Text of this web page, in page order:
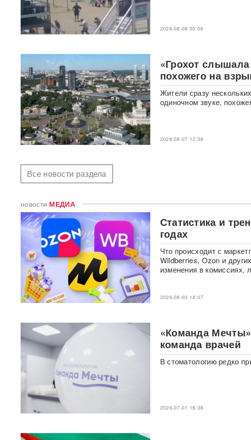
"Яблоку" грозит снятие с
выборов в Госдуму: "Родина"
В "Москве-Сити" задержаны
сотрудники мошеннических
криптообменников
Подкоп под Европу: в Литве
обнаружили уже 12
подземных тоннелей из
Беларуси
завод тест-полосок для
диабетиков остановился
после уголовных дел против
«Это не провал»:
BadComedian объяснил,
почему на премьере
«Колобка» оказались пустые
кинозалы
Трамп запретил "родильный
туризм" в США
В Таиланде 7 человек
стрельбы в школеВИДЕО
310 баллов ЕГЭ — и без
бюджета: почему отличники
не смогли поступить в
топовые вузы
Раскрыта схема массовой
атаки БПЛА ВСУ на Россию
дней, чтобы добром вернуть
2026-08-08 00:06
«Грохот
похожего на
Жители сразу
одиночном звуке,
2026-08-07 12:38
Все новости раздела
новости МЕДИА
Статистика и
годах
Что происходит с
Wildberries, Ozon и
изменения в комиссиях,
2026-08-03 18:07
«Команда
команда врачей
В стоматологию редко
2026-07-01 16:38